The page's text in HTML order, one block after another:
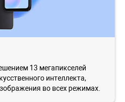
13 мегапикселей
интеллекта,
во всех режимах.